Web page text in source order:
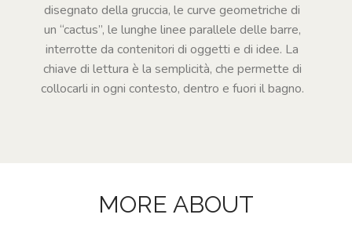
disegnato della gruccia, le curve geometriche di
un “cactus”, le lunghe linee parallele delle barre,
interrotte da contenitori di oggetti e di idee. La
chiave di lettura è la semplicità, che permette di
collocarli in ogni contesto, dentro e fuori il bagno.
MORE ABOUT